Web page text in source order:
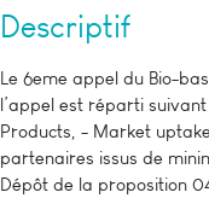
Descriptif
Le 6eme appel du Bio-
l’appel est réparti
Products, - Market
partenaires issus de
Dépôt de la proposition